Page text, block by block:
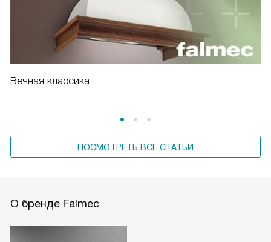
Вечная классика
ПОСМОТРЕТЬ ВСЕ СТАТЬИ
О бренде Falmec